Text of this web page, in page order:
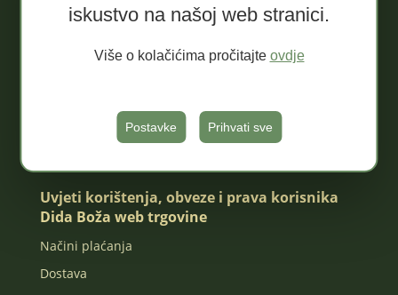
iskustvo na našoj web stranici.
Više o kolačićima pročitajte ovdje
Postavke Prihvati sve
Namazi
Uvjeti korištenja, obveze i prava korisnika
Dida Boža web trgovine
Načini plaćanja
Dostava